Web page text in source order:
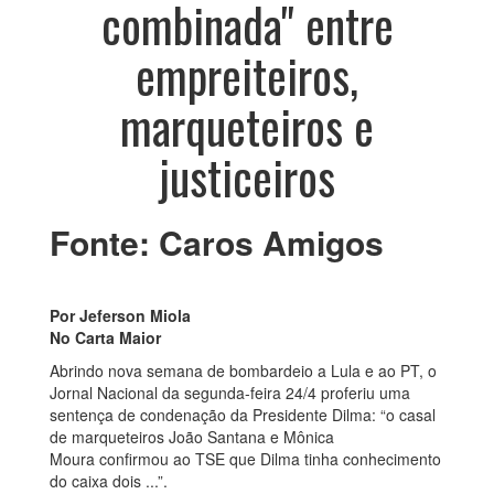
combinada" entre
empreiteiros,
marqueteiros e
justiceiros
Fonte: Caros Amigos
Por Jeferson Miola
No Carta Maior
Abrindo nova semana de bombardeio a Lula e ao PT, o
Jornal Nacional da segunda-feira 24/4 proferiu uma
sentença de condenação da Presidente Dilma: “o casal
de marqueteiros João Santana e Mônica
Moura confirmou ao TSE que Dilma tinha conhecimento
do caixa dois ...”.